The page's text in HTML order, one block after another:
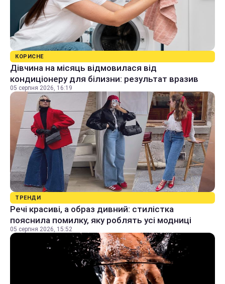
КОРИСНЕ
Дівчина на місяць відмовилася від
кондиціонеру для білизни: результат вразив
05 серпня 2026, 16:19
ТРЕНДИ
Речі красиві, а образ дивний: стилістка
пояснила помилку, яку роблять усі модниці
05 серпня 2026, 15:52